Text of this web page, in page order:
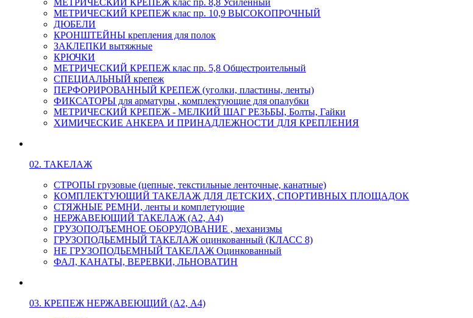
МЕТРИЧЕСКИЙ КРЕПЕЖ клас пр. 8,8 Усиленный
МЕТРИЧЕСКИЙ КРЕПЕЖ клас пр. 10,9 ВЫСОКОПРОЧНЫЙ
ДЮБЕЛИ
КРОНШТЕЙНЫ крепления для полок
ЗАКЛЕПКИ вытяжные
КРЮЧКИ
МЕТРИЧЕСКИЙ КРЕПЕЖ клас пр. 5,8 Общестроительный
СПЕЦИАЛЬНЫЙ крепеж
ПЕРФОРИРОВАННЫЙ КРЕПЕЖ (уголки, пластины, ленты)
ФИКСАТОРЫ для арматуры , комплектующие для опалубки
МЕТРИЧЕСКИЙ КРЕПЕЖ - МЕЛКИЙ ШАГ РЕЗЬБЫ, Болты, Гайки
ХИМИЧЕСКИЕ АНКЕРА И ПРИНАДЛЕЖНОСТИ ДЛЯ КРЕПЛЕНИЯ
02. ТАКЕЛАЖ
СТРОПЫ грузовые (цепные, текстильные ленточные, канатные)
КОМПЛЕКТУЮЩИЙ ТАКЕЛАЖ ДЛЯ ДЕТСКИХ, СПОРТИВНЫХ ПЛОЩАДОК
СТЯЖНЫЕ РЕМНИ, ленты и комплетующие
НЕРЖАВЕЮЩИЙ ТАКЕЛАЖ (А2, А4)
ГРУЗОПОДЪЕМНОЕ ОБОРУДОВАНИЕ , механизмы
ГРУЗОПОДЬЕМНЫЙ ТАКЕЛАЖ оцинкованный (КЛАСС 8)
НЕ ГРУЗОПОДЬЕМНЫЙ ТАКЕЛАЖ Оцинкованный
ФАЛ, КАНАТЫ, ВЕРЕВКИ, ЛЬНОВАТИН
03. КРЕПЕЖ НЕРЖАВЕЮЩИЙ (А2, А4)